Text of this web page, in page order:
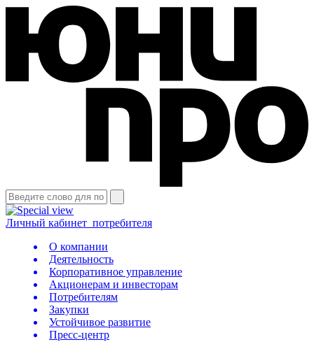
Личный кабинет потребителя
О компании
Деятельность
Корпоративное управление
Акционерам и инвесторам
Потребителям
Закупки
Устойчивое развитие
Пресс-центр